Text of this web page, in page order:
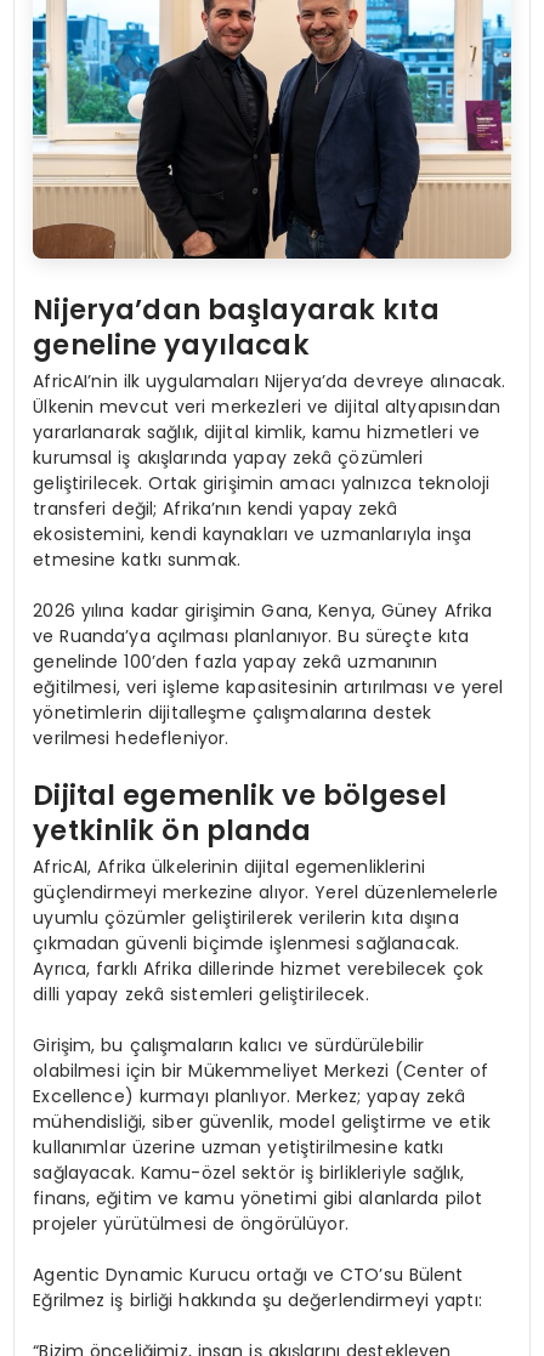
Nijerya’dan başlayarak kıta
geneline yayılacak
AfricAI’nin ilk uygulamaları Nijerya’da devreye alınacak.
Ülkenin mevcut veri merkezleri ve dijital altyapısından
yararlanarak sağlık, dijital kimlik, kamu hizmetleri ve
kurumsal iş akışlarında yapay zekâ çözümleri
geliştirilecek. Ortak girişimin amacı yalnızca teknoloji
transferi değil; Afrika’nın kendi yapay zekâ
ekosistemini, kendi kaynakları ve uzmanlarıyla inşa
etmesine katkı sunmak.
2026 yılına kadar girişimin Gana, Kenya, Güney Afrika
ve Ruanda’ya açılması planlanıyor. Bu süreçte kıta
genelinde 100’den fazla yapay zekâ uzmanının
eğitilmesi, veri işleme kapasitesinin artırılması ve yerel
yönetimlerin dijitalleşme çalışmalarına destek
verilmesi hedefleniyor.
Dijital egemenlik ve bölgesel
yetkinlik ön planda
AfricAI, Afrika ülkelerinin dijital egemenliklerini
güçlendirmeyi merkezine alıyor. Yerel düzenlemelerle
uyumlu çözümler geliştirilerek verilerin kıta dışına
çıkmadan güvenli biçimde işlenmesi sağlanacak.
Ayrıca, farklı Afrika dillerinde hizmet verebilecek çok
dilli yapay zekâ sistemleri geliştirilecek.
Girişim, bu çalışmaların kalıcı ve sürdürülebilir
olabilmesi için bir Mükemmeliyet Merkezi (Center of
Excellence) kurmayı planlıyor. Merkez; yapay zekâ
mühendisliği, siber güvenlik, model geliştirme ve etik
kullanımlar üzerine uzman yetiştirilmesine katkı
sağlayacak. Kamu-özel sektör iş birlikleriyle sağlık,
finans, eğitim ve kamu yönetimi gibi alanlarda pilot
projeler yürütülmesi de öngörülüyor.
Agentic Dynamic Kurucu ortağı ve CTO’su Bülent
Eğrilmez iş birliği hakkında şu değerlendirmeyi yaptı:
“Bizim önceliğimiz, insan iş akışlarını destekleyen